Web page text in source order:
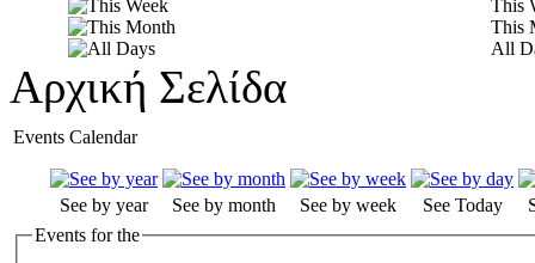
This
This
All
Αρχική Σελίδα
Events Calendar
See by year See by month See by week See Today
Events for the